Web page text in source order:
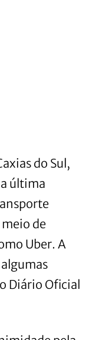
do Sul,
última
de
Uber. A
Diário Oficial